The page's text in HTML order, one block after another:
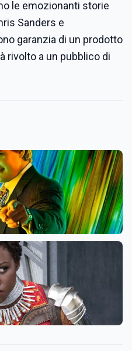
le emozionanti storie
Sanders e
garanzia di un prodotto
rivolto a un pubblico di